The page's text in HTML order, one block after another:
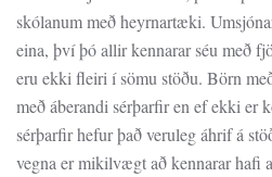
skólanum með heyrnartæki.
eina, því þó allir kennarar séu með
eru ekki fleiri í sömu stöðu. Börn
með áberandi sérþarfir en ef ekki er
sérþarfir hefur það veruleg áhrif á
vegna er mikilvægt að kennarar hafi